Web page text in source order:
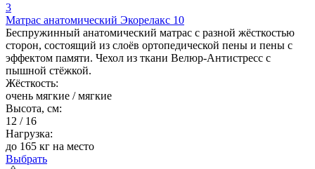
3
Матрас анатомический Экорелакс 10
Беспружинный анатомический матрас с разной жёсткостью
сторон, состоящий из слоёв ортопедической пены и пены с
эффектом памяти. Чехол из ткани Велюр-Антистресс с
пышной стёжкой.
Жёсткость:
очень мягкие / мягкие
Высота, см:
12 / 16
Нагрузка:
до 165 кг на место
Выбрать